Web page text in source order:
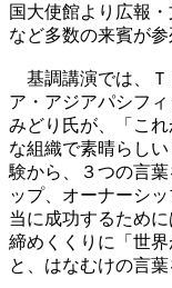
国大使館より広報
など多数の来賓が
基調講演では、Ｔ
ア・アジアパシフ
みどり氏が、「こ
な組織で素晴らし
験から、３つの言
ップ、オーナーシ
当に成功するため
締めくくりに「世
と、はなむけの言葉